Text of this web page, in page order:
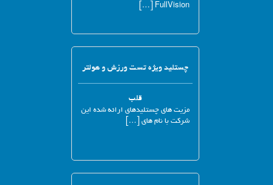
FullVision […]
چستلید ویژه تست ورزش و هولتر
قلب
مزیت های چستلیدهای ارائه شده این
شرکت با نام های […]